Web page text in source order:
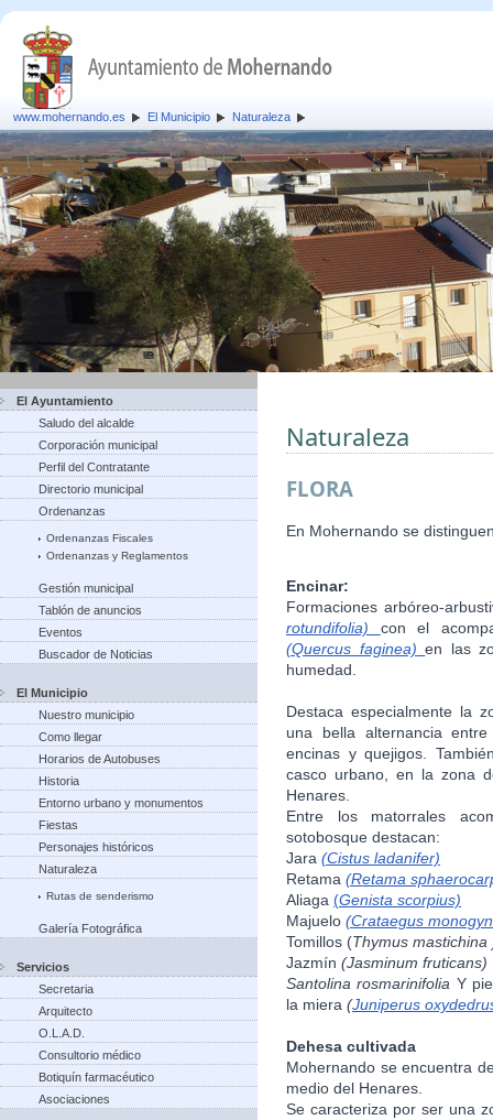
www.mohernando.es El Municipio Naturaleza
El Ayuntamiento
Saludo del alcalde
Corporación municipal
Perfil del Contratante
Directorio municipal
Ordenanzas
Ordenanzas Fiscales
Ordenanzas y Reglamentos
Gestión municipal
Tablón de anuncios
Eventos
Buscador de Noticias
El Municipio
Nuestro municipio
Como llegar
Horarios de Autobuses
Historia
Entorno urbano y monumentos
Fiestas
Personajes históricos
Naturaleza
Rutas de senderismo
Galería Fotográfica
Servicios
Secretaria
Arquitecto
O.L.A.D.
Consultorio médico
Botiquín farmacéutico
Asociaciones
Naturaleza
FLORA
En Mohernando se
Encinar:
Formaciones arbóreo-
rotundifolia)
con el
(Quercus faginea) en las
humedad.
Destaca especialmente la
una bella alternancia
encinas y quejigos.
casco urbano, en la zona
Henares.
Entre los matorrales
sotobosque destacan:
Jara (Cistus ladanifer)
Retama (Retama
Aliaga (Genista scorpius)
Majuelo (Crataegus
Tomillos (Thymus mastichina
Jazmín (Jasminum fruticans)
Santolina rosmarinifolia Y
la miera (Juniperus
Dehesa cultivada
Mohernando se encuentra
medio del Henares.
Se caracteriza por ser una